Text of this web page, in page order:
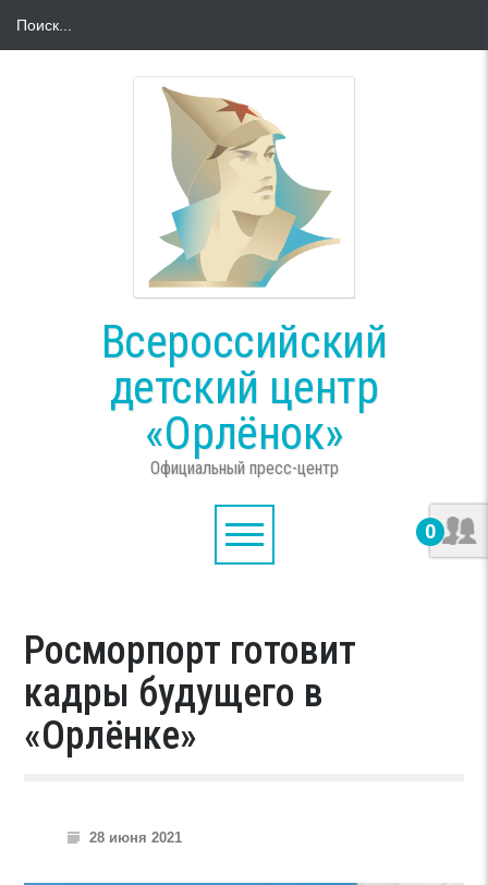
Всероссийский
детский центр
«Орлёнок»
Официальный пресс-центр
0
Росморпорт готовит
кадры будущего в
«Орлёнке»
28 июня 2021